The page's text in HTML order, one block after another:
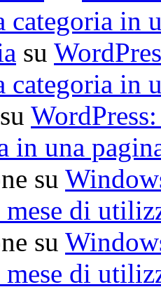
categoria in
su
categoria in
su
in una
su
mese di
su
mese di